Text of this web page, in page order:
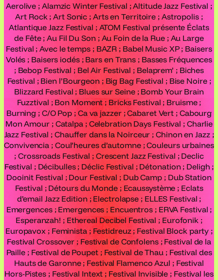
Aerolive ; Alamzic Winter Festival ; Altitude Jazz Festival ;
Art Rock ; Art Sonic ; Arts en Territoire ; Astropolis ;
Atlantique Jazz Festival ; ATOM Festival présente Éclats
de Fête ; Au Fil Du Son ; Au Foin de la Rue ; Au Large
Festival ; Avec le temps ; BAZR ; Babel Music XP ; Baisers
Volés ; Baisers iodés ; Bars en Trans ; Basses Fréquences
; Bebop Festival ; Bel Air Festival ; Belaprem’ ; Biches
Festival ; Bien l’Bourgeon ; Big Bag Festival ; Bise Noire ;
Blizzard Festival ; Blues sur Seine ; Bomb Your Brain
Fuzztival ; Bon Moment ; Bricks Festival ; Bruisme ;
Burning ; C/O Pop ; Ca va jazzer ; Cabaret Vert ; Cabourg
Mon Amour ; Catalpa ; Celebration Days Festival ; Charlie
Jazz Festival ; Chauffer dans la Noirceur ; Chinon en Jazz ;
Convivencia ; Coul’heures d’automne ; Couleurs urbaines
; Crossroads Festival ; Crescent Jazz Festival ; Declic
Festival ; Décibulles ; Déclic Festival ; Détonation ; Deligh ;
Dooinit Festival ; Dour Festival ; Dub Camp ; Dub Station
Festival ; Détours du Monde ; Ecaussystème ; Eclats
d’email Jazz Edition ; Electrolapse ; ELLES Festival ;
Emergences ; Emergences ; Encuentros ; ERVA Festival ;
Esperanzah! ; Ethereal Decibel Festival ; Eurofonik ;
Europavox ; Feminista ; Festidreuz ; Festival Block party ;
Festival Crossover ; Festival de Confolens ; Festival de la
Paille ; Festival de Poupet ; Festival de Thau ; Festival des
Hauts de Garonne ; Festival Flamenco Azul ; Festival
Hors-Pistes ; Festival Intext ; Festival Invisible ; Festival les